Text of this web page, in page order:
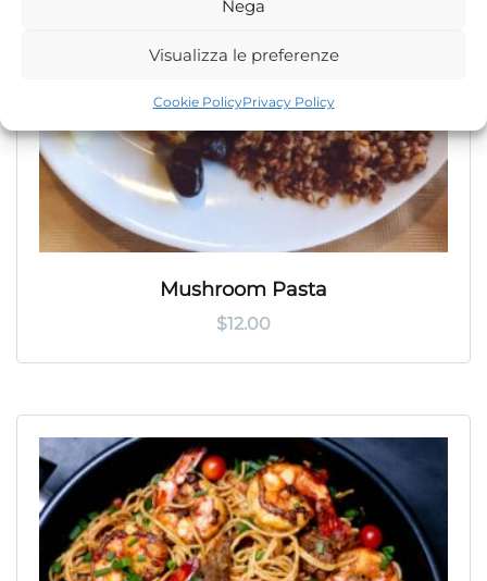
Nega
Visualizza le preferenze
Cookie PolicyPrivacy Policy
Mushroom Pasta
$12.00